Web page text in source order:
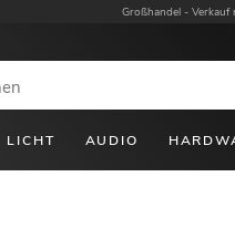
Großhandel - Verkauf
LICHT AUDIO